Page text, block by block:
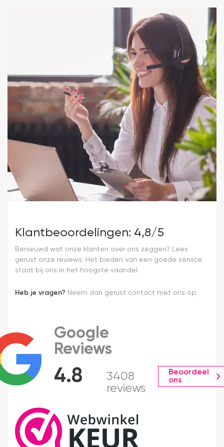
Klantbeoordelingen: 4,8/5
Benieuwd wat onze klanten over ons zeggen? Lees
gerust onze reviews. Het bieden van een goede service
staat bij ons in het hoogste vaandel.
Heb je vragen? Neem dan gerust contact met ons op.
4.8
Google
Reviews
3408
reviews
Beoordeel
ons